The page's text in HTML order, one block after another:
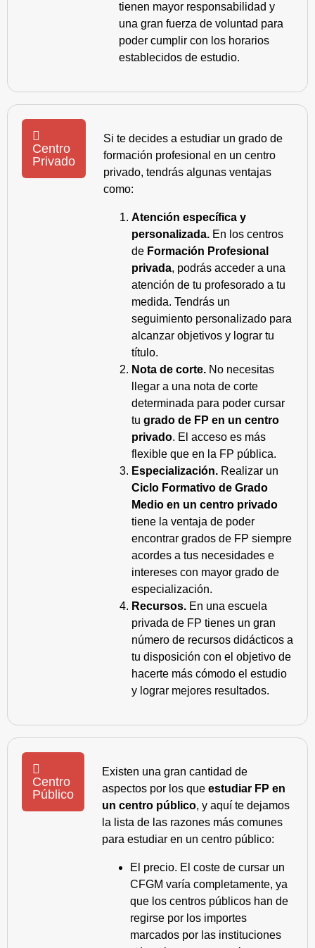
tienen mayor responsabilidad y
una gran fuerza de voluntad para
poder cumplir con los horarios
establecidos de estudio.
Centro
Privado
Si te decides a estudiar un grado de
formación profesional en un centro
privado, tendrás algunas ventajas
como:
Atención específica y
personalizada. En los centros
de Formación Profesional
privada, podrás acceder a una
atención de tu profesorado a tu
medida. Tendrás un
seguimiento personalizado para
alcanzar objetivos y lograr tu
título.
Nota de corte. No necesitas
llegar a una nota de corte
determinada para poder cursar
tu grado de FP en un centro
privado. El acceso es más
flexible que en la FP pública.
Especialización. Realizar un
Ciclo Formativo de Grado
Medio en un centro privado
tiene la ventaja de poder
encontrar grados de FP siempre
acordes a tus necesidades e
intereses con mayor grado de
especialización.
Recursos. En una escuela
privada de FP tienes un gran
número de recursos didácticos a
tu disposición con el objetivo de
hacerte más cómodo el estudio
y lograr mejores resultados.
Centro
Público
Existen una gran cantidad de
aspectos por los que estudiar FP en
un centro público, y aquí te dejamos
la lista de las razones más comunes
para estudiar en un centro público:
El precio. El coste de cursar un
CFGM varía completamente, ya
que los centros públicos han de
regirse por los importes
marcados por las instituciones